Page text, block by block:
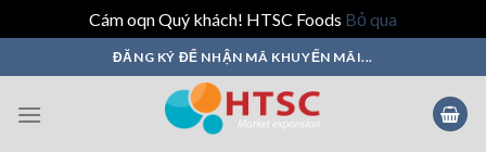
Cám oqn Quý khách! HTSC Foods Bỏ qua
to
content
ĐĂNG KÝ ĐỂ NHẬN MÃ KHUYẾN MÃI...